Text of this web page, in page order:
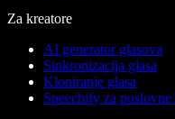
Za kreatore
AI generator glasova
Sinkronizacija glasa
Kloniranje glasa
Speechify za